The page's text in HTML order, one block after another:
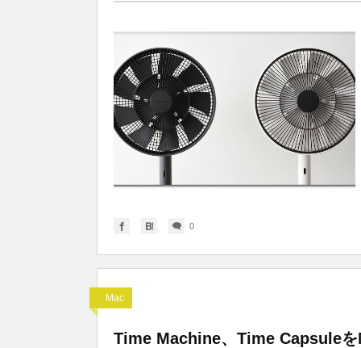
0
Mac
Time Machine、Time Capsuleを